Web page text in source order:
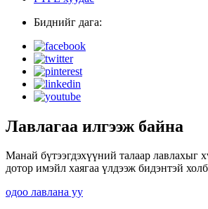
Биднийг дага:
Лавлагаа илгээж байна
Манай бүтээгдэхүүний талаар лавлахыг
дотор имэйл хаягаа үлдээж бидэнтэй
одоо лавлана уу